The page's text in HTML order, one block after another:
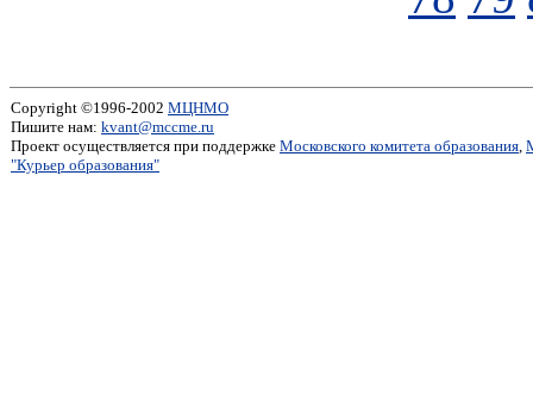
Copyright ©1996-2002 МЦНМО
Пишите нам: kvant@mccme.ru
Проект осуществляется при поддержке Московского комитета образования,
"Курьер образования"